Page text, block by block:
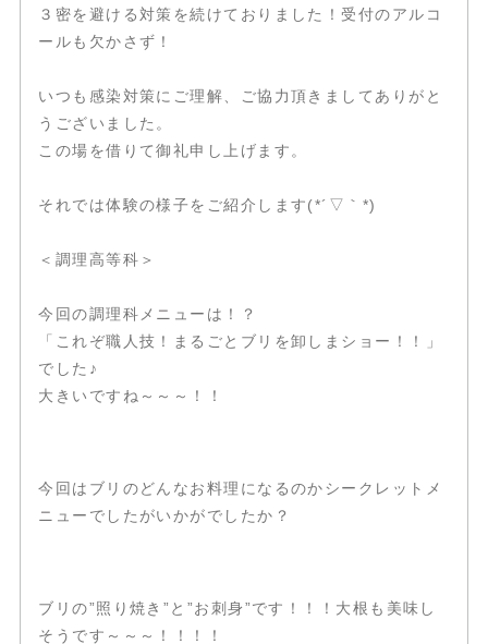
３密を避ける対策を続けておりました！受付のアルコ
ールも欠かさず！
いつも感染対策にご理解、ご協力頂きましてありがと
うございました。
この場を借りて御礼申し上げます。
それでは体験の様子をご紹介します(*´▽｀*)
＜調理高等科＞
今回の調理科メニューは！？
「これぞ職人技！まるごとブリを卸しまショー！！」
でした♪
大きいですね～～～！！
今回はブリのどんなお料理になるのかシークレットメ
ニューでしたがいかがでしたか？
ブリの”照り焼き”と”お刺身”です！！！大根も美味し
そうです～～～！！！！